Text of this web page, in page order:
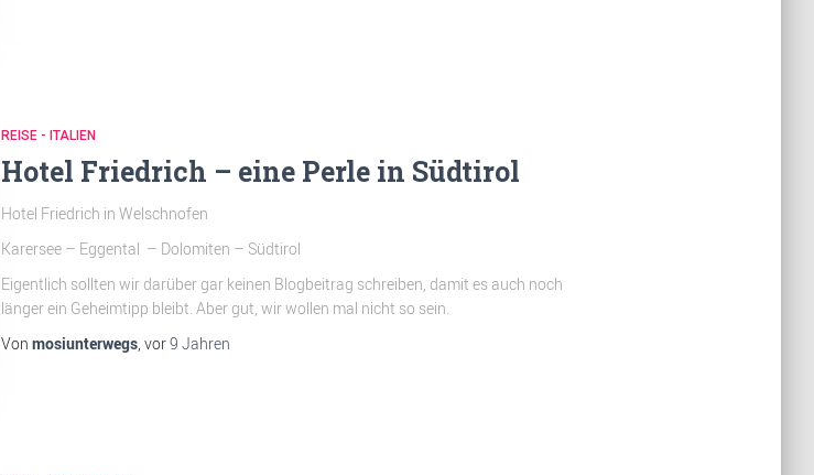
REISE - ITALIEN
Hotel Friedrich – eine Perle in Südtirol
Hotel Friedrich in Welschnofen
Karersee – Eggental – Dolomiten – Südtirol
Eigentlich sollten wir darüber gar keinen Blogbeitrag schreiben, damit es auch noch
länger ein Geheimtipp bleibt. Aber gut, wir wollen mal nicht so sein.
Von mosiunterwegs, vor9 Jahren